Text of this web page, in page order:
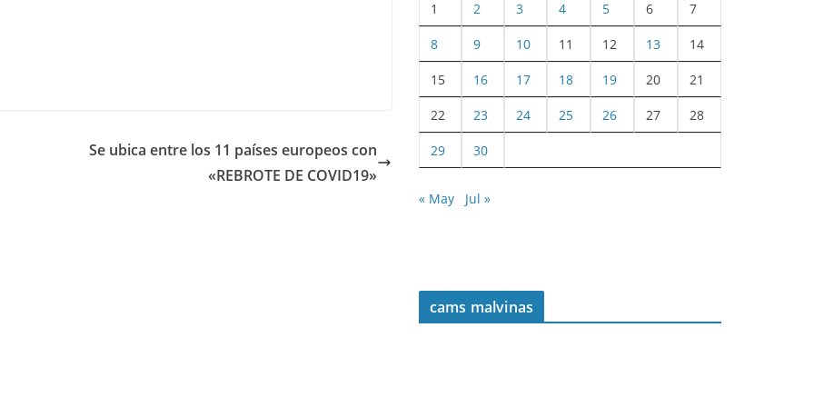
Se ubica entre los 11 países europeos con
«REBROTE DE COVID19»
1 2 3 4 5 6 7
8 9 10 11 12 13 14
15 16 17 18 19 20 21
22 23 24 25 26 27 28
29 30
« May Jul »
cams malvinas